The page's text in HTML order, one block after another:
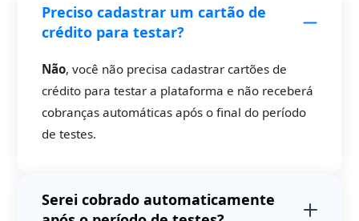
Preciso cadastrar um cartão de
crédito para testar?
Não, você não precisa cadastrar cartões de
crédito para testar a plataforma e não receberá
cobranças automáticas após o final do período
de testes.
Serei cobrado automaticamente